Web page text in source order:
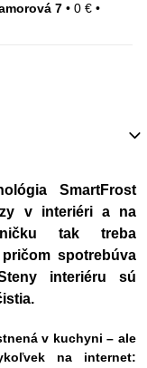
7 • 0 € •
SmartFrost
v interiéri a na
tak treba
spotrebúva
interiéru sú
v kuchyni – ale
na internet: